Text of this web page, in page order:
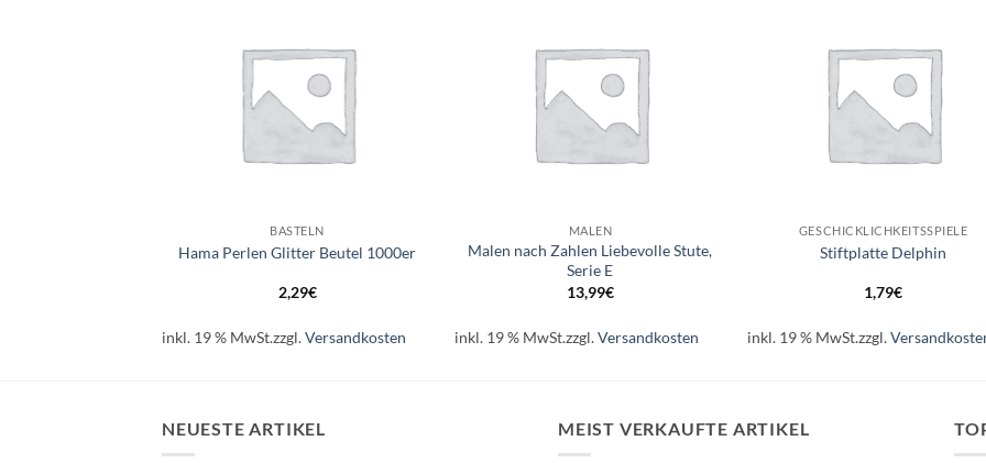
BASTELN
Hama Perlen Glitter Beutel 1000er
2,29€
inkl. 19 % MwSt.zzgl.Versandkosten
MALEN
Malen nach Zahlen Liebevolle Stute,
Serie E
13,99€
inkl. 19 % MwSt.zzgl.Versandkosten
GESCHICKLICHKEITSSPIELE
Stiftplatte Delphin
1,79€
inkl. 19 % MwSt.zzgl.
NEUESTE ARTIKEL MEIST VERKAUFTE ARTIKEL